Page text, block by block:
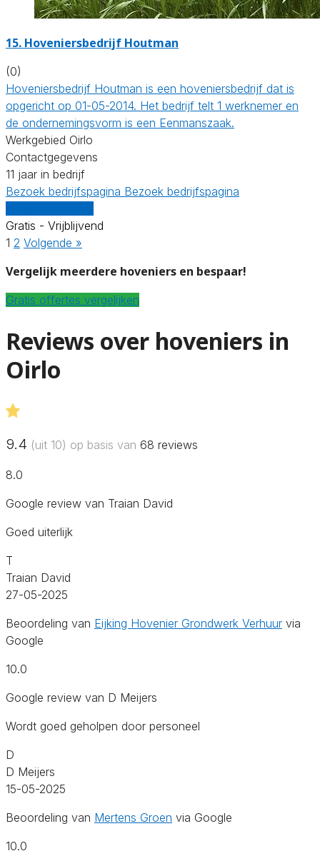
15. Hoveniersbedrijf Houtman
(0)
Hoveniersbedrijf Houtman is een hoveniersbedrijf dat is
opgericht op 01-05-2014. Het bedrijf telt 1 werknemer en
de ondernemingsvorm is een Eenmanszaak.
Werkgebied Oirlo
Contactgegevens
11 jaar in bedrijf
Bezoek bedrijfspagina Bezoek bedrijfspagina
Gratis - Vrijblijvend
1 2 Volgende »
Vergelijk meerdere hoveniers en bespaar!
Gratis offertes vergelijken
Reviews over hoveniers in
Oirlo
9.4 (uit 10) op basis van 68 reviews
8.0
Google review van Traian David
Goed uiterlijk
T
Traian David
27-05-2025
Beoordeling van Eijking Hovenier Grondwerk Verhuur via
Google
10.0
Google review van D Meijers
Wordt goed geholpen door personeel
D
D Meijers
15-05-2025
Beoordeling van Mertens Groen via Google
10.0